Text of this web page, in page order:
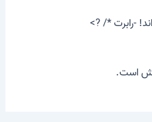
-رابرت */ ?>
است.